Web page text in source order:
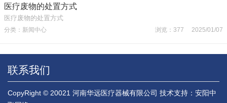
医疗废物的处置方式
医疗废物的处置方式
分类：新闻中心 浏览：377 2025/01/07
联系我们
CopyRight © 20021 河南华远医疗器械有限公司 技术支持：安阳中